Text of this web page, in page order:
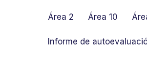
Área 2 Área 10
Informe de